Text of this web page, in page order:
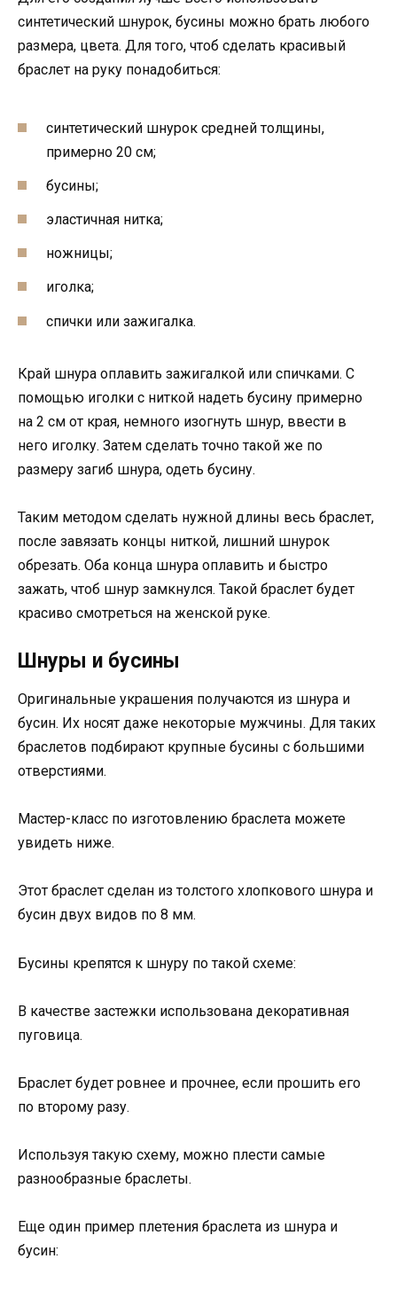
синтетический шнурок, бусины можно брать любого
размера, цвета. Для того, чтоб сделать красивый
браслет на руку понадобиться:
синтетический шнурок средней толщины,
примерно 20 см;
бусины;
эластичная нитка;
ножницы;
иголка;
спички или зажигалка.
Край шнура оплавить зажигалкой или спичками. С
помощью иголки с ниткой надеть бусину примерно
на 2 см от края, немного изогнуть шнур, ввести в
него иголку. Затем сделать точно такой же по
размеру загиб шнура, одеть бусину.
Таким методом сделать нужной длины весь браслет,
после завязать концы ниткой, лишний шнурок
обрезать. Оба конца шнура оплавить и быстро
зажать, чтоб шнур замкнулся. Такой браслет будет
красиво смотреться на женской руке.
Шнуры и бусины
Оригинальные украшения получаются из шнура и
бусин. Их носят даже некоторые мужчины. Для таких
браслетов подбирают крупные бусины с большими
отверстиями.
Мастер-класс по изготовлению браслета можете
увидеть ниже.
Этот браслет сделан из толстого хлопкового шнура и
бусин двух видов по 8 мм.
Бусины крепятся к шнуру по такой схеме:
В качестве застежки использована декоративная
пуговица.
Браслет будет ровнее и прочнее, если прошить его
по второму разу.
Используя такую схему, можно плести самые
разнообразные браслеты.
Еще один пример плетения браслета из шнура и
бусин: